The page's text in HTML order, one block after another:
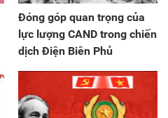
Đóng góp quan trọng của
lực lượng CAND trong chiến
dịch Điện Biên Phủ